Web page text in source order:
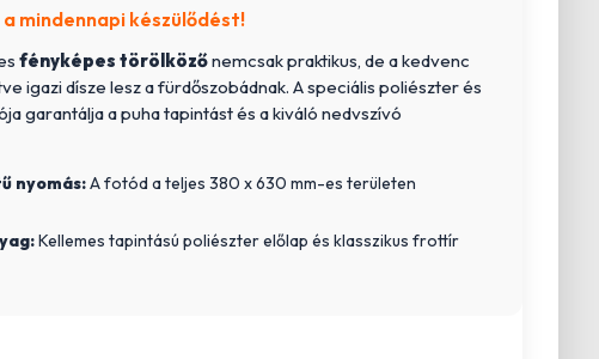
mindennapi készülődést!
fényképes törölközőnemcsak praktikus, de a kedvenc
igazi dísze lesz a fürdőszobádnak. A speciális poliészter és
garantálja a puha tapintást és a kiváló nedvszívó
nyomás:A fotód a teljes 380 x 630 mm-es területen
Kellemes tapintású poliészter előlap és klasszikus frottír